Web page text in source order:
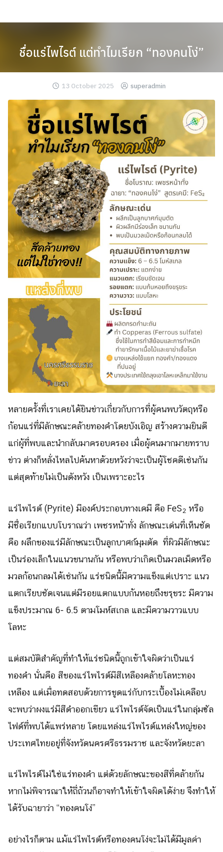
to
for:
Search
ชื่อแร่ไพไรต์ แต่ทำไมเรียก “ทองคนโง่”
13 October 2025 superadmin
หลายครั้งที่เราเคยได้ยินข่าวเกี่ยวกับการที่ผู้คนพบวัตถุหรือ
ก้อนแร่ที่มีลักษณะคล้ายทองคำโดยบังเอิญ สร้างความยินดี
แก่ผู้ที่พบและนำกลับมาครอบครอง เมื่อผู้คนมากมายทราบ
ข่าว ต่างก็หลั่งไหลไปค้นหาด้วยหวังว่าจะเป็นผู้โชคดีเช่นกัน
แต่สุดท้ายไม่เป็นดังหวัง เป็นเพราะอะไร
แร่ไพไรต์ (Pyrite) มีองค์ประกอบทางเคมี คือ FeS​2 หรือ
มีชื่อเรียกแบบโบราณว่า เพชรหน้าทั่ง ลักษณะเด่นที่เห็นชัด
คือ ผลึกของแร่มีลักษณะเป็นลูกบาศก์มุมตัด ที่ผิวมีลักษณะ
เป็นร่องเล็กในแนวขนานกัน หรือพบว่าเกิดเป็นมวลเม็ดหรือ
มวลก้อนกลมได้เช่นกัน แร่ชนิดนี้มีความแข็งแต่เปราะ แนว
แตกเรียบชัดเจนแต่มีรอยแตกแบบก้นหอยถึงขรุขระ มีความ
แข็งประมาณ 6- 6.5 ตามโมห์สเกล และมีความวาวแบบ
โลหะ
แต่สมบัติสำคัญที่ทำให้แร่ชนิดนี้ถูกเข้าใจผิดว่าเป็นแร่
ทองคำ นั่นคือ สีของแร่ไพไรต์มีสีเหลืองคล้ายโลหะทอง
เหลือง แต่เมื่อทดสอบด้วยการขูดแร่กับกระเบื้องไม่เคลือบ
จะพบว่าผงแร่มีสีดำออกเขียว แร่ไพไรต์จัดเป็นแร่ในกลุ่มซัล
ไฟด์ที่พบได้แพร่หลาย โดยแหล่งแร่ไพไรต์แหล่งใหญ่ของ
ประเทศไทยอยู่ที่จังหวัดนครศรีธรรมราช และจังหวัดยะลา
แร่ไพไรต์ไม่ใช่แร่ทองคำ แต่ด้วยลักษณะของสีที่คล้ายกัน
หากไม่พิจารณาให้ถี่ถ้วนก็อาจทำให้เข้าใจผิดได้ง่าย จึงทำให้
ได้รับฉายาว่า “ทองคนโง่”
อย่างไรก็ตาม แม้แร่ไพไรต์หรือทองคนโง่จะไม่ได้มีมูลค่า